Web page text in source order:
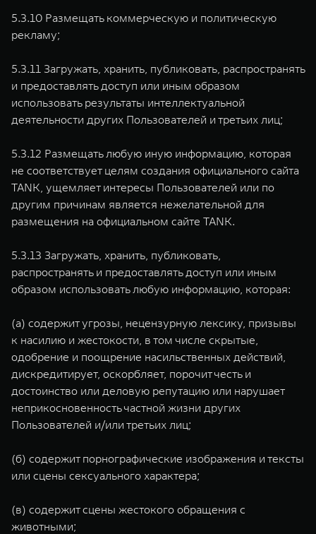
5.3.10 Размещать коммерческую и политическую
рекламу;
5.3.11 Загружать, хранить, публиковать, распространять
и предоставлять доступ или иным образом
использовать результаты интеллектуальной
деятельности других Пользователей и третьих лиц;
5.3.12 Размещать любую иную информацию, которая
не соответствует целям создания официального сайта
TANK, ущемляет интересы Пользователей или по
другим причинам является нежелательной для
размещения на официальном сайте TANK.
5.3.13 Загружать, хранить, публиковать,
распространять и предоставлять доступ или иным
образом использовать любую информацию, которая:
(а) содержит угрозы, нецензурную лексику, призывы
к насилию и жестокости, в том числе скрытые,
одобрение и поощрение насильственных действий,
дискредитирует, оскорбляет, порочит честь и
достоинство или деловую репутацию или нарушает
неприкосновенность частной жизни других
Пользователей и/или третьих лиц;
(б) содержит порнографические изображения и тексты
или сцены сексуального характера;
(в) содержит сцены жестокого обращения с
животными;